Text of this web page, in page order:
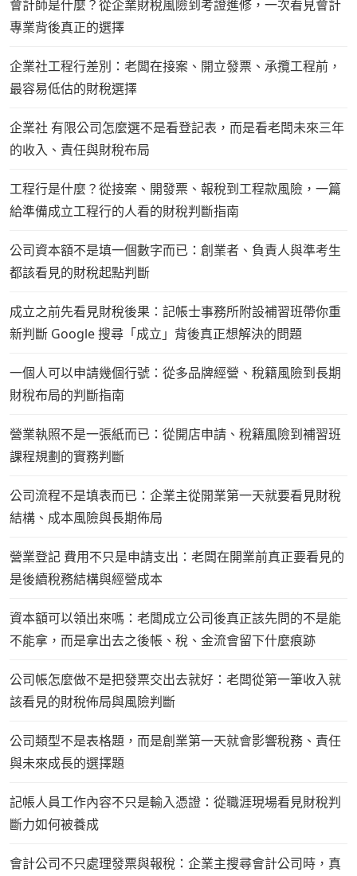
會計師是什麼？從企業財稅風險到考證進修，一次看見會計
專業背後真正的選擇
企業社工程行差別：老闆在接案、開立發票、承攬工程前，
最容易低估的財稅選擇
企業社 有限公司怎麼選不是看登記表，而是看老闆未來三年
的收入、責任與財稅布局
工程行是什麼？從接案、開發票、報稅到工程款風險，一篇
給準備成立工程行的人看的財稅判斷指南
公司資本額不是填一個數字而已：創業者、負責人與準考生
都該看見的財稅起點判斷
成立之前先看見財稅後果：記帳士事務所附設補習班帶你重
新判斷 Google 搜尋「成立」背後真正想解決的問題
一個人可以申請幾個行號：從多品牌經營、稅籍風險到長期
財稅布局的判斷指南
營業執照不是一張紙而已：從開店申請、稅籍風險到補習班
課程規劃的實務判斷
公司流程不是填表而已：企業主從開業第一天就要看見財稅
結構、成本風險與長期佈局
營業登記 費用不只是申請支出：老闆在開業前真正要看見的
是後續稅務結構與經營成本
資本額可以領出來嗎：老闆成立公司後真正該先問的不是能
不能拿，而是拿出去之後帳、稅、金流會留下什麼痕跡
公司帳怎麼做不是把發票交出去就好：老闆從第一筆收入就
該看見的財稅佈局與風險判斷
公司類型不是表格題，而是創業第一天就會影響稅務、責任
與未來成長的選擇題
記帳人員工作內容不只是輸入憑證：從職涯現場看見財稅判
斷力如何被養成
會計公司不只處理發票與報稅：企業主搜尋會計公司時，真